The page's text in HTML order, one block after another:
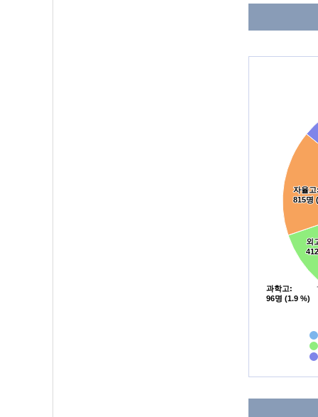
과학고:
96명 (1.9 %)
과학고:
96명 (1.9 %)
외
외
자율고
815명
자율고
815명